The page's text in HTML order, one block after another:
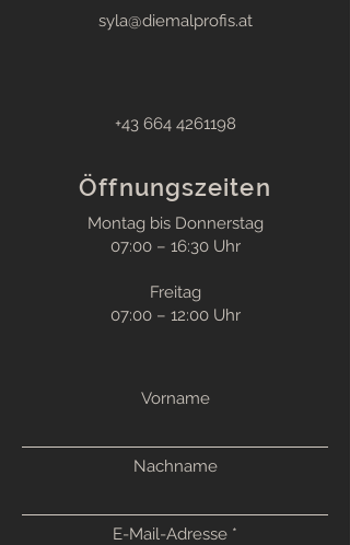
syla@diemalprofis.at
+43 664 4261198
Öffnungszeiten
Montag bis Donnerstag
07:00 – 16:30 Uhr
Freitag
07:00 – 12:00 Uhr
Vorname
Nachname
E-Mail-Adresse